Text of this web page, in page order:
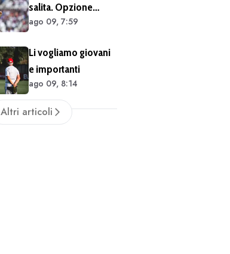
condivisione della
visione sportiva e
dei valori del
progetto romanista"
salita. Opzione
Mbaye in prestito
ago 09, 7:59
Li vogliamo giovani
e importanti
ago 09, 8:14
Altri articoli